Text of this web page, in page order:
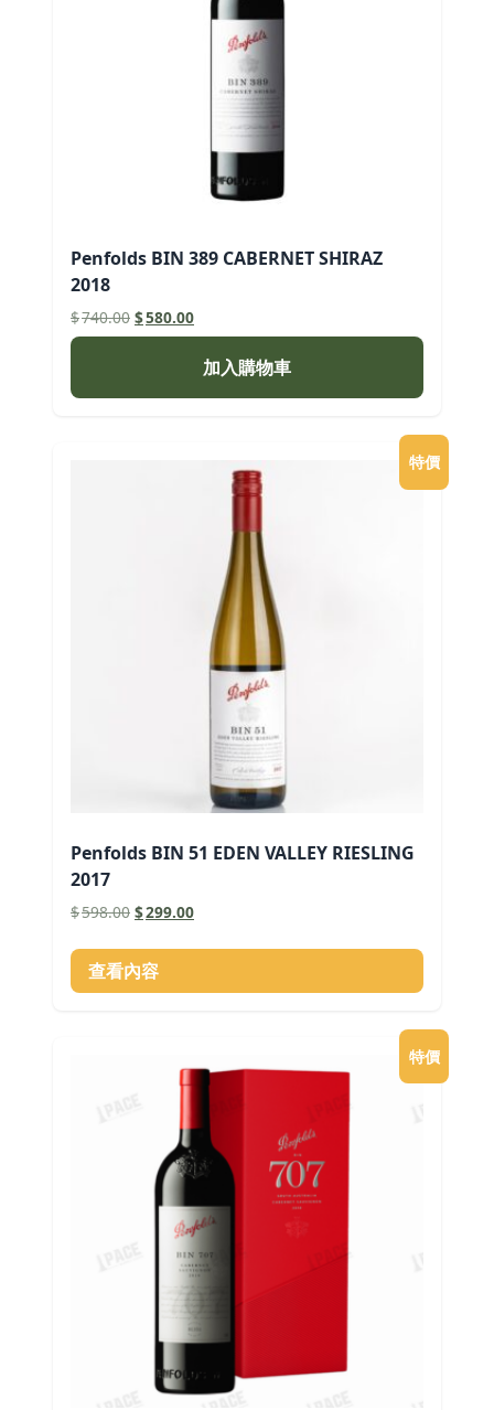
Penfolds BIN 389 CABERNET SHIRAZ
2018
$740.00 原
始
$740.00。
$580.00目
前
價
格：
$580.00。
加入購物車
特價
Penfolds BIN 51 EDEN VALLEY RIESLING
2017
$598.00 原
價
格：
$598.00。
$299.00目
價
$299.00。
查看內容
特價